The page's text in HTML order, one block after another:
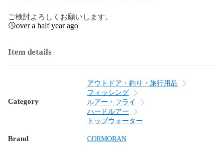
ご検討よろしくお願いします。
over a half year ago
Item details
Category
アウトドア・釣り・旅行用品
フィッシング
ルアー・フライ
ハードルアー
トップウォーター
Brand CORMORAN